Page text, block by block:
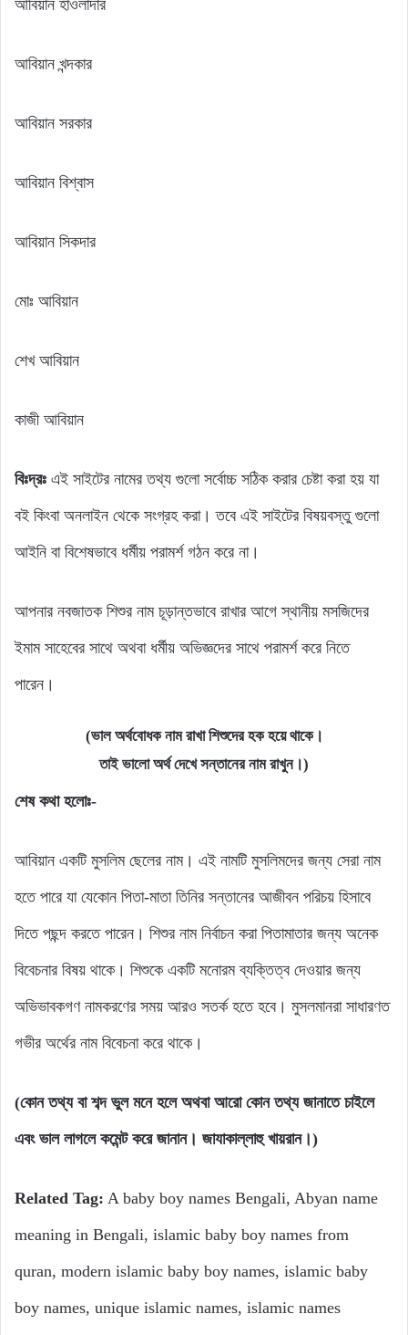
আবিয়ান হাওলাদার
আবিয়ান খন্দকার
আবিয়ান সরকার
আবিয়ান বিশ্বাস
আবিয়ান সিকদার
মোঃ আবিয়ান
শেখ আবিয়ান
কাজী আবিয়ান
বিঃদ্রঃ এই সাইটের নামের তথ্য গুলো সর্বোচ্চ সঠিক করার চেষ্টা করা হয় যা
বই কিংবা অনলাইন থেকে সংগ্রহ করা। তবে এই সাইটের বিষয়বস্তু গুলো
আইনি বা বিশেষভাবে ধর্মীয় পরামর্শ গঠন করে না।
আপনার নবজাতক শিশুর নাম চূড়ান্তভাবে রাখার আগে স্থানীয় মসজিদের
ইমাম সাহেবের সাথে অথবা ধর্মীয় অভিজ্ঞদের সাথে পরামর্শ করে নিতে
পারেন।
(ভাল অর্থবোধক নাম রাখা শিশুদের হক হয়ে থাকে।
তাই ভালো অর্থ দেখে সন্তানের নাম রাখুন।)
শেষ কথা হলোঃ-
আবিয়ান একটি মুসলিম ছেলের নাম। এই নামটি মুসলিমদের জন্য সেরা নাম
হতে পারে যা যেকোন পিতা-মাতা তিনির সন্তানের আজীবন পরিচয় হিসাবে
দিতে পছন্দ করতে পারেন। শিশুর নাম নির্বাচন করা পিতামাতার জন্য অনেক
বিবেচনার বিষয় থাকে। শিশুকে একটি মনোরম ব্যক্তিত্ব দেওয়ার জন্য
অভিভাবকগণ নামকরণের সময় আরও সতর্ক হতে হবে। মুসলমানরা সাধারণত
গভীর অর্থের নাম বিবেচনা করে থাকে।
(কোন তথ্য বা শব্দ ভুল মনে হলে অথবা আরো কোন তথ্য জানাতে চাইলে
এবং ভাল লাগলে কমেন্ট করে জানান। জাযাকাল্লাহু খায়রান।)
Related Tag: A baby boy names Bengali, Abyan name
meaning in Bengali, islamic baby boy names from
quran, modern islamic baby boy names, islamic baby
boy names, unique islamic names, islamic names